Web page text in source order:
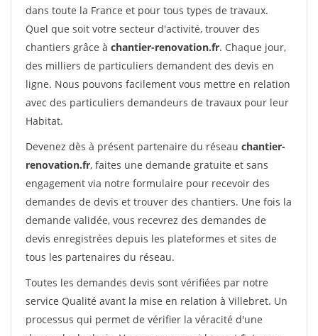
dans toute la France et pour tous types de travaux.
Quel que soit votre secteur d'activité, trouver des
chantiers grâce à chantier-renovation.fr. Chaque jour,
des milliers de particuliers demandent des devis en
ligne. Nous pouvons facilement vous mettre en relation
avec des particuliers demandeurs de travaux pour leur
Habitat.
Devenez dès à présent partenaire du réseau chantier-
renovation.fr, faites une demande gratuite et sans
engagement via notre formulaire pour recevoir des
demandes de devis et trouver des chantiers. Une fois la
demande validée, vous recevrez des demandes de
devis enregistrées depuis les plateformes et sites de
tous les partenaires du réseau.
Toutes les demandes devis sont vérifiées par notre
service Qualité avant la mise en relation à Villebret. Un
processus qui permet de vérifier la véracité d'une